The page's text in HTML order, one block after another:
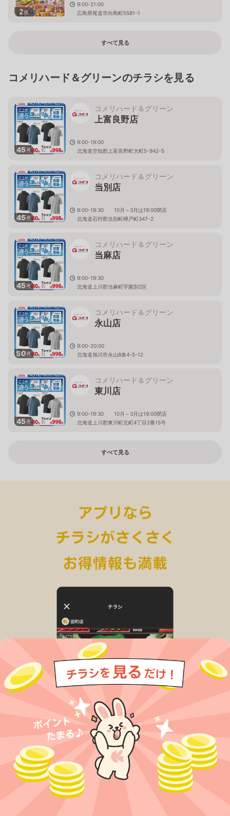
2枚
9:00-21:00
広島県尾道市向島町5581-1
すべて見る
コメリハード＆グリーンのチラシを見る
45枚
コメリハード＆グリーン
上富良野店
9:00-19:00
北海道空知郡上富良野町大町5-942-5
45枚
コメリハード＆グリーン
当別店
9:00-19:30 10月～3月は19:00閉店
北海道石狩郡当別町樺戸町347-2
45枚
コメリハード＆グリーン
当麻店
9:00-19:30
北海道上川郡当麻町宇園別2区
50枚
コメリハード＆グリーン
永山店
9:00-20:00
北海道旭川市永山8条4-5-12
45枚
コメリハード＆グリーン
東川店
9:00-19:30 10月～3月は19:00閉店
北海道上川郡東川町北町4丁目2番15号
すべて見る